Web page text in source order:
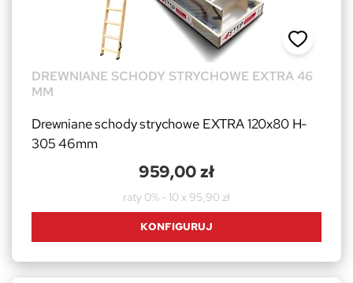
DREWNIANE SCHODY STRYCHOWE EXTRA 46
MM
Drewniane schody strychowe EXTRA 120x80 H-
305 46mm
959,00 zł
raty 0% - 10 x 95,90 zł
KONFIGURUJ